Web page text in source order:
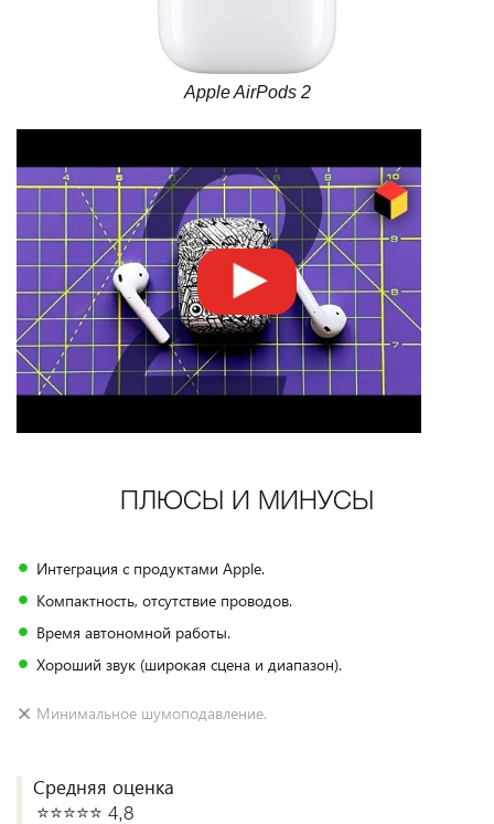
Apple AirPods 2
ПЛЮСЫ И МИНУСЫ
Интеграция с продуктами Apple.
Компактность, отсутствие проводов.
Время автономной работы.
Хороший звук (широкая сцена и диапазон).
Минимальное шумоподавление.
Средняя оценка
⭐️⭐️⭐️⭐️⭐️ 4,8